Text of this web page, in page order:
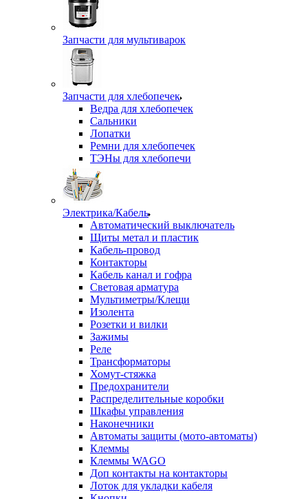
Запчасти для мультиварок
Запчасти для хлебопечек
Ведра для хлебопечек
Сальники
Лопатки
Ремни для хлебопечек
ТЭНы для хлебопечи
Электрика/Кабель
Автоматический выключатель
Щиты метал и пластик
Кабель-провод
Контакторы
Кабель канал и гофра
Световая арматура
Мультиметры/Клещи
Изолента
Розетки и вилки
Зажимы
Реле
Трансформаторы
Хомут-стяжка
Предохранители
Распределительные коробки
Шкафы управления
Наконечники
Автоматы защиты (мото-автоматы)
Клеммы
Клеммы WAGO
Доп контакты на контакторы
Лоток для укладки кабеля